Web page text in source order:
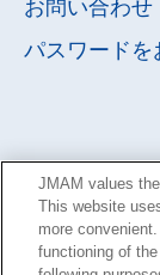
お問い合わせ
パスワードを
JMAM values
This website
more
functioning of